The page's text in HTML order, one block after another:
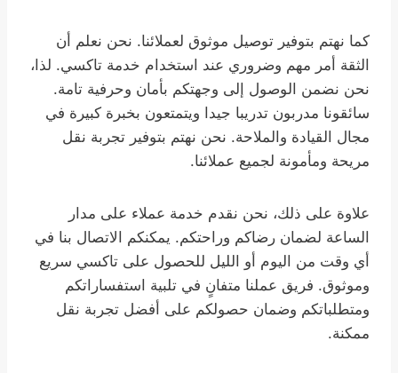
كما نهتم بتوفير توصيل موثوق لعملائنا. نحن نعلم أن
الثقة أمر مهم وضروري عند استخدام خدمة تاكسي. لذا،
نحن نضمن الوصول إلى وجهتكم بأمان وحرفية تامة.
سائقونا مدربون تدريبا جيدا ويتمتعون بخبرة كبيرة في
مجال القيادة والملاحة. نحن نهتم بتوفير تجربة نقل
مريحة ومأمونة لجميع عملائنا.
علاوة على ذلك، نحن نقدم خدمة عملاء على مدار
الساعة لضمان رضاكم وراحتكم. يمكنكم الاتصال بنا في
أي وقت من اليوم أو الليل للحصول على تاكسي سريع
وموثوق. فريق عملنا متفانٍ في تلبية استفساراتكم
ومتطلباتكم وضمان حصولكم على أفضل تجربة نقل
ممكنة.